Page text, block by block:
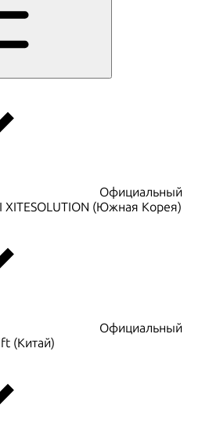
Официальный
XITESOLUTION (Южная Корея)
Официальный
(Китай)